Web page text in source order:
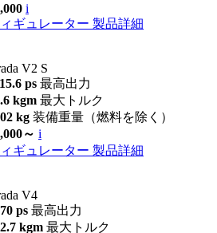
i
ギュレーター 製品詳細
V2 S
ps 最高出力
kgm 最大トルク
kg 装備重量（燃料を除く）
～ i
ギュレーター 製品詳細
V4
ps 最高出力
kgm 最大トルク